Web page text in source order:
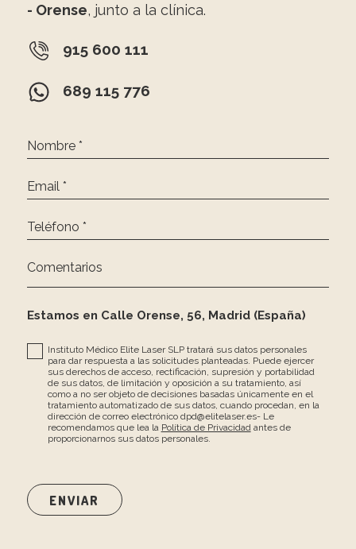
- Orense, junto a la clínica.
915 600 111
689 115 776
Nombre *
Email *
Teléfono *
Comentarios
Estamos en Calle Orense, 56, Madrid (España)
Instituto Médico Elite Laser SLP tratará sus datos personales
para dar respuesta a las solicitudes planteadas. Puede ejercer
sus derechos de acceso, rectificación, supresión y portabilidad
de sus datos, de limitación y oposición a su tratamiento, así
como a no ser objeto de decisiones basadas únicamente en el
tratamiento automatizado de sus datos, cuando procedan, en la
dirección de correo electrónico dpd@elitelaser.es- Le
recomendamos que lea la Política de Privacidadantes de
proporcionarnos sus datos personales.